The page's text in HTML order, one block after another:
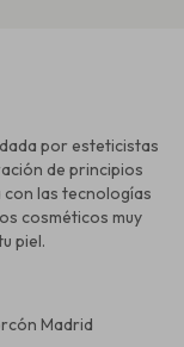
por esteticistas
de principios
las tecnologías
cosméticos muy
piel.
Madrid